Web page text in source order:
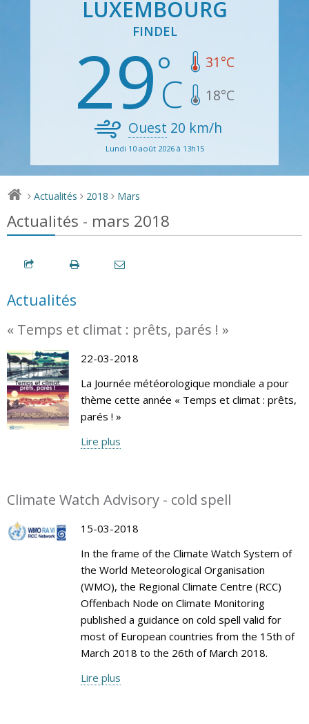
LUXEMBOURG
FINDEL
29 31°C
18°C
Ouest 20 km/h
Lundi 10 août 2026 à 13h15
> Actualités > 2018 > Mars
Actualités - mars 2018
Actualités
« Temps et climat : prêts, parés ! »
22-03-2018
La Journée météorologique mondiale a pour
thème cette année « Temps et climat : prêts,
parés ! »
Lire plus
Climate Watch Advisory - cold spell
15-03-2018
In the frame of the Climate Watch System of
the World Meteorological Organisation
(WMO), the Regional Climate Centre (RCC)
Offenbach Node on Climate Monitoring
published a guidance on cold spell valid for
most of European countries from the 15th of
March 2018 to the 26th of March 2018.
Lire plus